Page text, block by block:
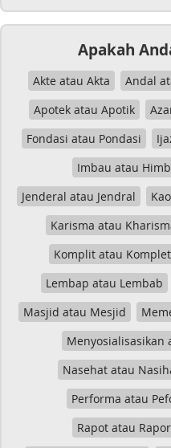
Apakah
Akte atau Akta Andal
Apotek atau Apotik
Fondasi atau Pondasi
Imbau atau
Jenderal atau Jendral
Karisma atau
Komplit atau Komplet
Lembap atau Lembab
Masjid atau Mesjid
Menyosialisasikan
Nasehat atau
Performa atau
Rapot atau Rapor